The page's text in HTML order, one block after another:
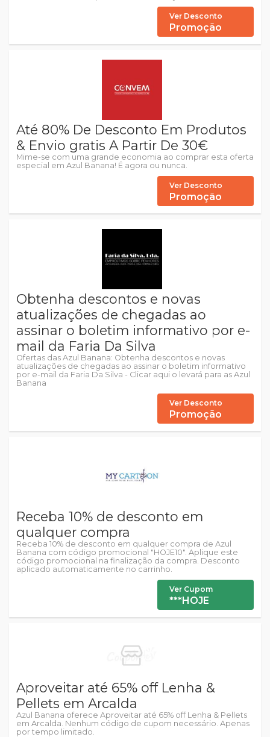
Ver Desconto
Promoção
Até 80% De Desconto Em Produtos
& Envio gratis A Partir De 30€
Mime-se com uma grande economia ao comprar esta oferta
especial em Azul Banana! É agora ou nunca.
Ver Desconto
Promoção
Obtenha descontos e novas
atualizações de chegadas ao
assinar o boletim informativo por e-
mail da Faria Da Silva
Ofertas das Azul Banana: Obtenha descontos e novas
atualizações de chegadas ao assinar o boletim informativo
por e-mail da Faria Da Silva - Clicar aqui o levará para as Azul
Banana
Ver Desconto
Promoção
Receba 10% de desconto em
qualquer compra
Receba 10% de desconto em qualquer compra de Azul
Banana com código promocional "HOJE10". Aplique este
código promocional na finalização da compra. Desconto
aplicado automaticamente no carrinho.
Ver Cupom
***HOJE
Aproveitar até 65% off Lenha &
Pellets em Arcalda
Azul Banana oferece Aproveitar até 65% off Lenha & Pellets
em Arcalda. Nenhum código de cupom necessário. Apenas
por tempo limitado.